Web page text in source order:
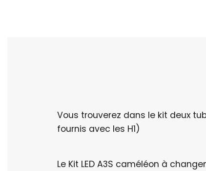
Vous trouverez dans le kit deux
fournis avec les H1)
Le Kit LED A3S caméléon à